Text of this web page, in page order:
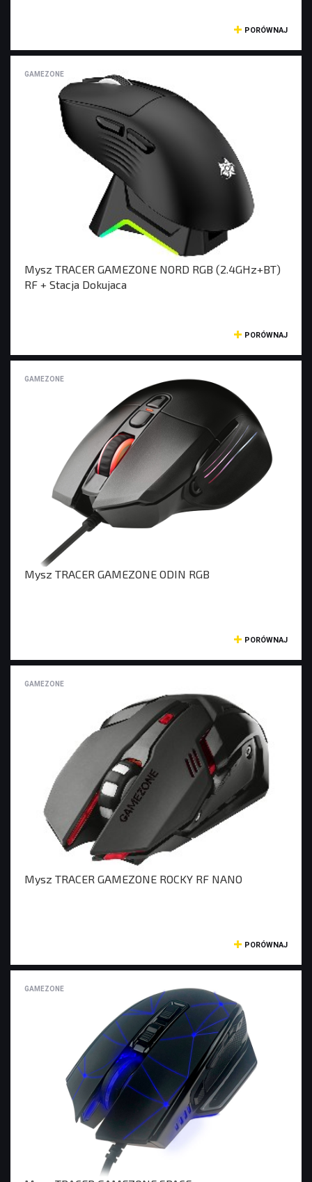
PORÓWNAJ
GAMEZONE
Mysz TRACER GAMEZONE NORD RGB (2.4GHz+BT)
RF + Stacja Dokujaca
PORÓWNAJ
GAMEZONE
Mysz TRACER GAMEZONE ODIN RGB
PORÓWNAJ
GAMEZONE
Mysz TRACER GAMEZONE ROCKY RF NANO
PORÓWNAJ
GAMEZONE